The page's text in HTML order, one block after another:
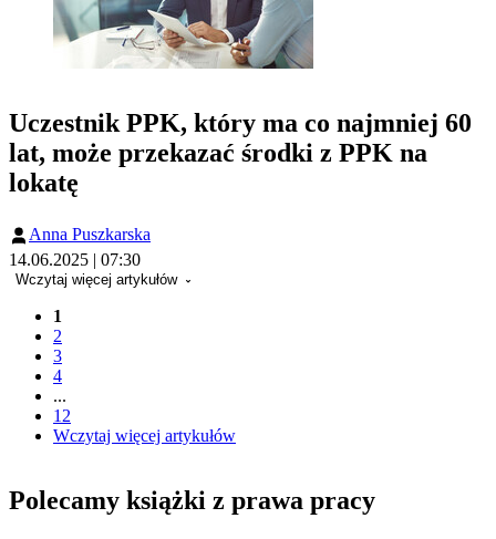
Uczestnik PPK, który ma co najmniej 60
lat, może przekazać środki z PPK na
lokatę
Anna Puszkarska
14.06.2025 | 07:30
Wczytaj więcej artykułów
1
2
3
4
...
12
Wczytaj więcej artykułów
Polecamy książki z prawa pracy